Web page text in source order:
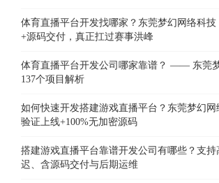
体育直播平台开发找哪家？东莞梦幻网络科技
+源码交付，真正扛过赛事洪峰
体育直播平台开发公司哪家靠谱？ —— 东莞
137个项目解析
如何快速开发搭建游戏直播平台？东莞梦幻网
验证上线+100%无加密源码
搭建游戏直播平台靠谱开发公司有哪些？支持
迟、含源码交付与后期运维